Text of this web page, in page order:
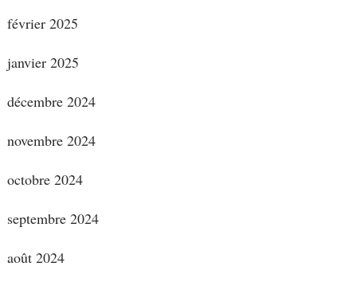
février 2025
janvier 2025
décembre 2024
novembre 2024
octobre 2024
septembre 2024
août 2024